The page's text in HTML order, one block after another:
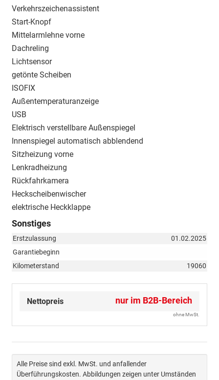
Verkehrszeichenassistent
Start-Knopf
Mittelarmlehne vorne
Dachreling
Lichtsensor
getönte Scheiben
ISOFIX
Außentemperaturanzeige
USB
Elektrisch verstellbare Außenspiegel
Innenspiegel automatisch abblendend
Sitzheizung vorne
Lenkradheizung
Rückfahrkamera
Heckscheibenwischer
elektrische Heckklappe
Sonstiges
Erstzulassung
01.02.2025
Garantiebeginn
Kilometerstand
19060
Nettopreis nur im B2B-Bereich
ohne MwSt.
Alle Preise sind exkl. MwSt. und anfallender
Überführungskosten. Abbildungen zeigen unter Umständen